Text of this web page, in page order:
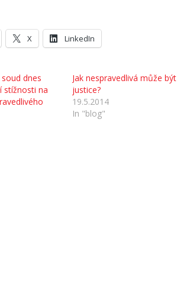
X LinkedIn
dnes
stížnosti na
Jak nespravedlivá může být
justice?
19.5.2014
In "blog"